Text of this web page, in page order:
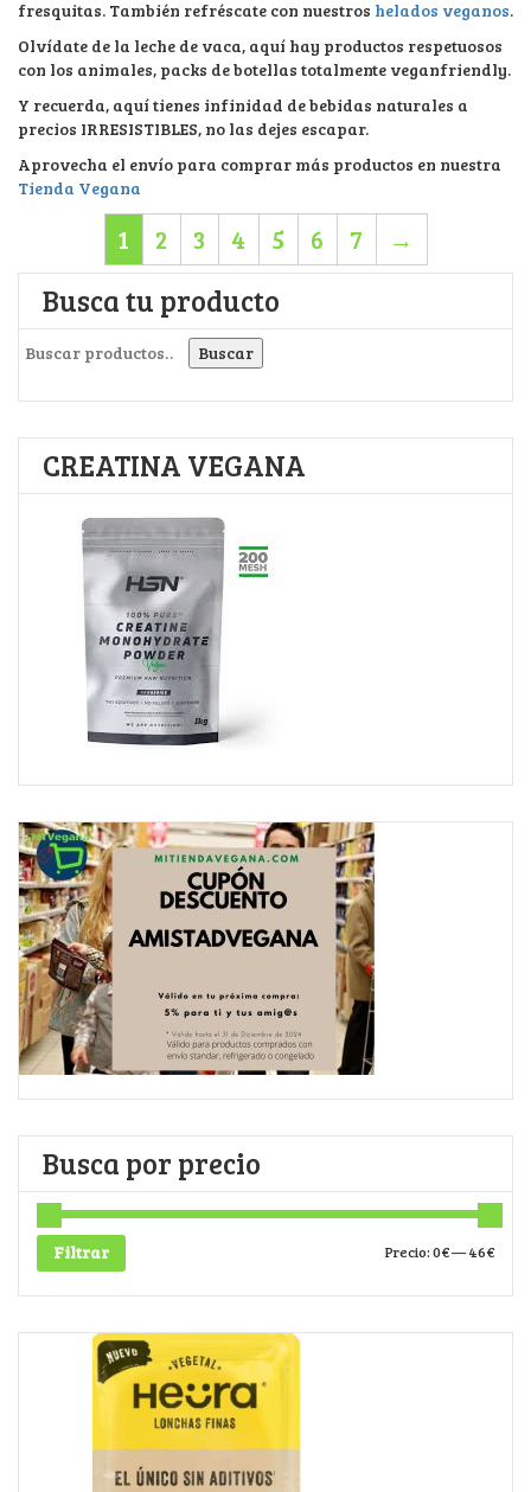
fresquitas. También refréscate con nuestros helados veganos.
Olvídate de la leche de vaca, aquí hay productos respetuosos
con los animales, packs de botellas totalmente veganfriendly.
Y recuerda, aquí tienes infinidad de bebidas naturales a
precios IRRESISTIBLES, no las dejes escapar.
Aprovecha el envío para comprar más productos en nuestra
Tienda Vegana
1 2 3 4 5 6 7 →
Busca tu producto
Buscar
CREATINA VEGANA
Busca por precio
Filtrar Precio:0€—46€